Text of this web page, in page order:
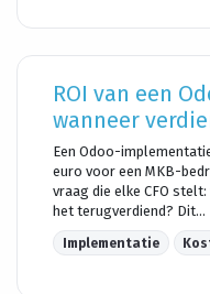
ROI van een
wanneer
Een Odoo-
euro voor een MKB-
vraag die elke CFO
het terugverdiend? Dit...
Implementatie